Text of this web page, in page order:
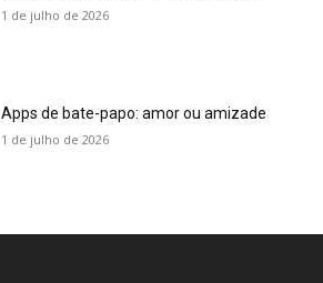
1 de julho de 2026
Apps de bate-papo: amor ou amizade
1 de julho de 2026